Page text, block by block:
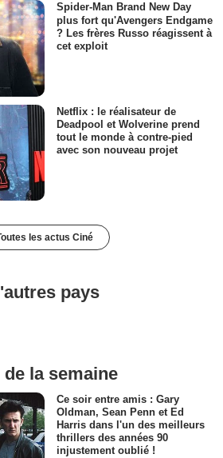
Spider-Man Brand New Day
plus fort qu'Avengers Endgame
? Les frères Russo réagissent à
cet exploit
Netflix : le réalisateur de
Deadpool et Wolverine prend
tout le monde à contre-pied
avec son nouveau projet
les actus Ciné
pays
la semaine
Ce soir entre amis : Gary
Oldman, Sean Penn et Ed
Harris dans l'un des meilleurs
thrillers des années 90
injustement oublié !